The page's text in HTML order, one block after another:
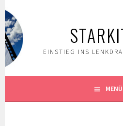
zum
Inhalt
EINSTIEG INS
MENÜ